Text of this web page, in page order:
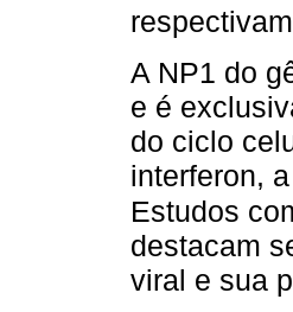
A NP1 do
e é
do ciclo
interferon,
Estudos
destacam
viral e sua